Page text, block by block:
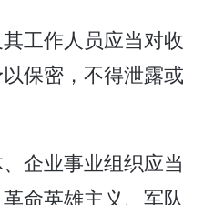
工作人员应当对收
保密，不得泄露或
企业事业组织应当
命英雄主义、军队